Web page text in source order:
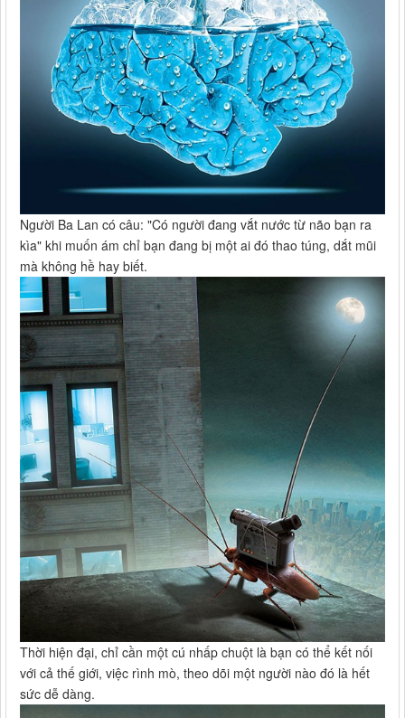
Người Ba Lan có câu: "Có người đang vắt nước từ não bạn ra
kìa" khi muốn ám chỉ bạn đang bị một ai đó thao túng, dắt mũi
mà không hề hay biết.
Thời hiện đại, chỉ cần một cú nhấp chuột là bạn có thể kết nối
với cả thế giới, việc rình mò, theo dõi một người nào đó là hết
sức dễ dàng.